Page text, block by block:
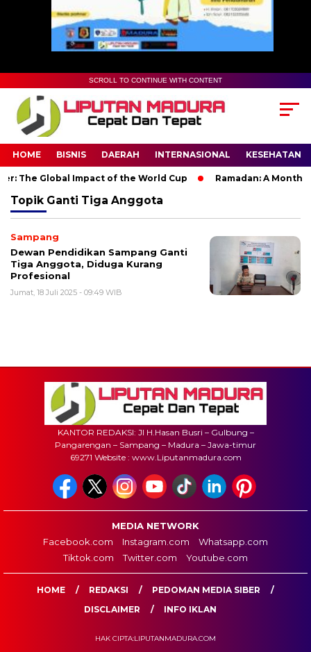
SCROLL TO CONTINUE WITH CONTENT
HOME BISNIS DAERAH INTERNASIONAL KESEHATAN
The Global Impact of the World Cup Ramadan: A Month
Topik Ganti Tiga Anggota
Sampang
Dewan Pendidikan Sampang Ganti
Tiga Anggota, Diduga Kurang
Profesional
Jumat, 18 Juli 2025 - 09:49 WIB
KANTOR REDAKSI: Jl H.Hasan Busri – Gulbung –
Pangarengan – Sampang – Madura – Jawa-timur
69271 Website : www.Liputanmadura.com
MEDIA NETWORK
Facebook.com
Instagram.com
Whatsapp.com
Tiktok.com
Twitter.com Youtube.com
HOME REDAKSI
PEDOMAN MEDIA SIBER
DISCLAIMER
INFO IKLAN
HAK CIPTA:LIPUTANMADURA.COM